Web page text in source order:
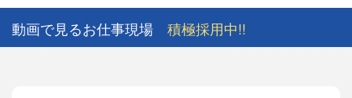
動画で見るお仕事現場 積極採用中!!